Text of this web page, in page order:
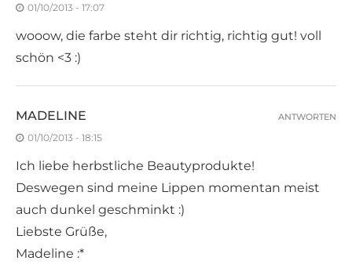
01/10/2013 - 17:07
wooow, die farbe steht dir richtig, richtig gut! voll
schön <3 :)
MADELINE
01/10/2013 - 18:15
Ich liebe herbstliche Beautyprodukte!
Deswegen sind meine Lippen momentan meist
auch dunkel geschminkt :)
Liebste Grüße,
Madeline :*
ANTWORTEN